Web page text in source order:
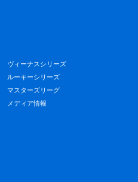
ヴィーナスシリーズ
ルーキーシリーズ
マスターズリーグ
メディア情報